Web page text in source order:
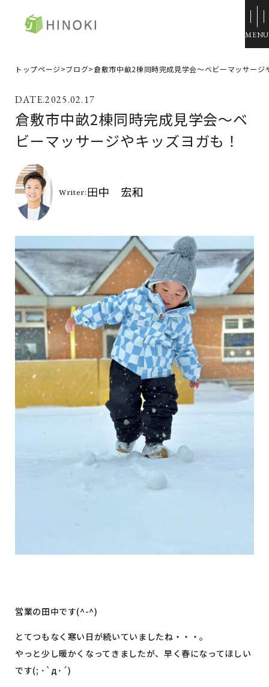
資料請求
イベント情報
トップページ
コンセプト
ひのきの家づくり
ラインナップ
ZERO STYLE
コンフォート
コンフォート 間取一覧
コンフォート 設備・仕様一
覧
よくある質問
施工事例
お客様の声
リフォーム・
リノベーション
安江展示場
HINOラボ
来店・相談予約
イベント情報
建売・中古 物件情報
土地情報
土地無料査定
資料請求
スタッフブログ
ひのきちゃんねる
会社概要
スタッフ紹介
採用情報
お客様ご紹介制度
個人情報保護方針
SNSでも施工例やイベントの
最新情報を配信しています
トップページ>ブログ>倉敷市中畝2棟同時完成見学会～ベビーマッサージ
2025.02.17
倉敷市中畝2棟同時完成見学会～ベ
ビーマッサージやキッズヨガも！
営業の田中です(^-^)
とてつもなく寒い日が続いていましたね・・・。
やっと少し暖かくなってきましたが、早く春になってほしい
です(; ･`д･´)